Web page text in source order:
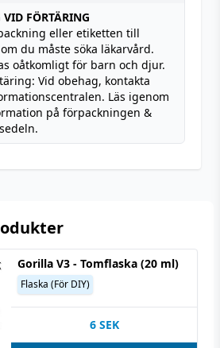
VID FÖRTÄRING
eller etiketten till
du måste söka läkarvård.
oåtkomligt för barn och djur.
Vid obehag, kontakta
Läs igenom
på förpackningen &
Gorilla V3 - Tomflaska (20 ml)
Flaska (För DIY)
6 SEK